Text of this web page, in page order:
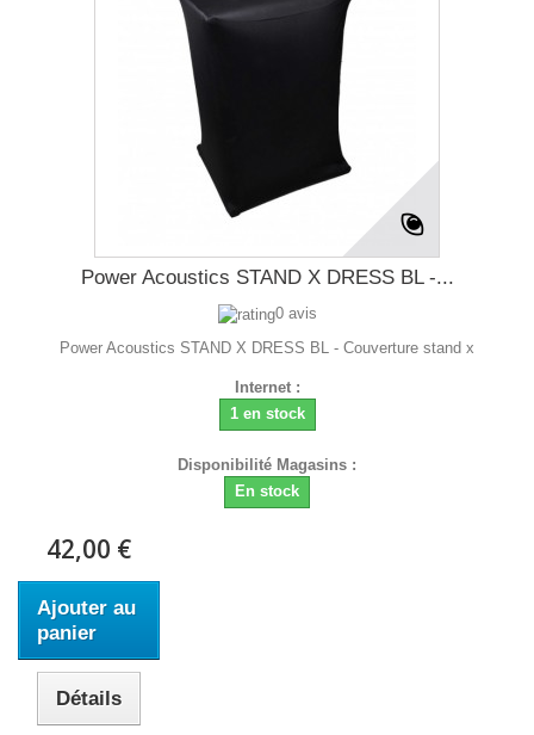
Power Acoustics STAND X DRESS BL -...
0 avis
Power Acoustics STAND X DRESS BL - Couverture stand x
Internet :
1 en stock
Disponibilité Magasins :
En stock
42,00 €
Ajouter au
panier
Détails